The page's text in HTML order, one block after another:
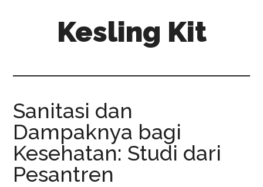
Kesling Kit
Sanitasi dan
Dampaknya bagi
Kesehatan: Studi dari
Pesantren